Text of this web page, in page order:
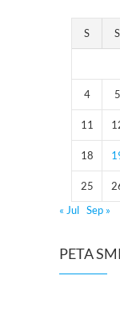
S S
4 5
11
18
25
« Jul Sep »
PETA